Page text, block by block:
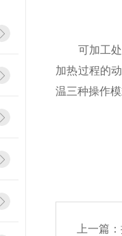
可加工处理
加热过程的
温三种操作
上一篇：